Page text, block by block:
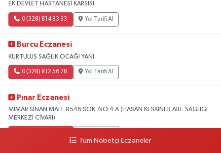
EK DEVLET HASTANESİ KARŞISI
0 (328) 814 83 33 Yol Tarifi Al
Burcu Eczanesi
KURTULUŞ SAĞLIK OCAĞI YANI
0 (328) 812 56 78 Yol Tarifi Al
Pınar Eczanesi
MİMAR SİNAN MAH. 8546 SOK. NO:4 A (HASAN KESKİNER AİLE SAĞLIĞI
MERKEZİ CİVARI)
Tüm Nöbetçi Eczaneler